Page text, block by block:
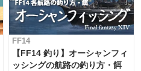
FF14
【FF14 釣り】オーシャンフィ
ッシングの航路の釣り方・餌